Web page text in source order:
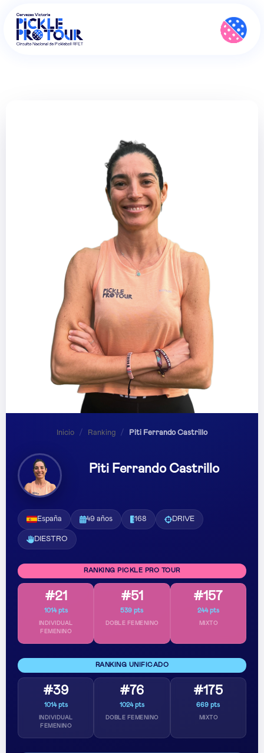
Inicio / Ranking / Piti Ferrando Castrillo
Piti Ferrando Castrillo
España 49 años 168 DRIVE
DIESTRO
RANKING PICKLE PRO TOUR
#21
1014 pts
INDIVIDUAL
FEMENINO
#51
539 pts
DOBLE FEMENINO
#157
244 pts
MIXTO
RANKING UNIFICADO
#39
1014 pts
INDIVIDUAL
FEMENINO
#76
1024 pts
DOBLE FEMENINO
#175
669 pts
MIXTO